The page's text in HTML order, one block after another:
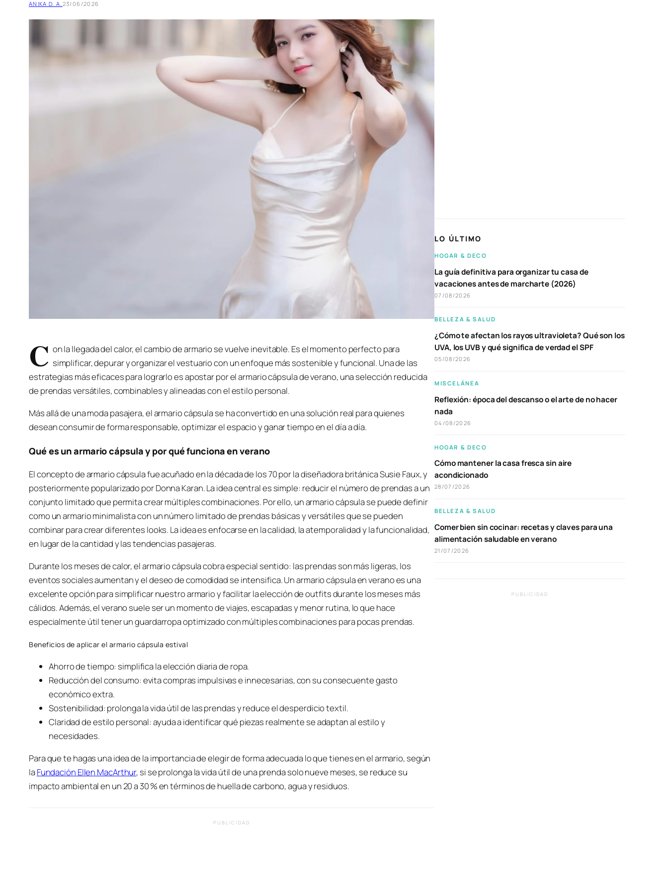
ANIKA D. A. 23/06/2026
C on la llegada del calor, el cambio de armario se vuelve inevitable. Es el momento perfecto para
simplificar, depurar y organizar el vestuario con un enfoque más sostenible y funcional. Una de las
estrategias más eficaces para lograrlo es apostar por el armario cápsula de verano, una selección reducida
de prendas versátiles, combinables y alineadas con el estilo personal.
Más allá de una moda pasajera, el armario cápsula se ha convertido en una solución real para quienes
desean consumir de forma responsable, optimizar el espacio y ganar tiempo en el día a día.
Qué es un armario cápsula y por qué funciona en verano
El concepto de armario cápsula fue acuñado en la década de los 70 por la diseñadora británica Susie Faux, y
posteriormente popularizado por Donna Karan. La idea central es simple: reducir el número de prendas a un
conjunto limitado que permita crear múltiples combinaciones. Por ello, un armario cápsula se puede definir
como un armario minimalista con un número limitado de prendas básicas y versátiles que se pueden
combinar para crear diferentes looks. La idea es enfocarse en la calidad, la atemporalidad y la funcionalidad,
en lugar de la cantidad y las tendencias pasajeras.
Durante los meses de calor, el armario cápsula cobra especial sentido: las prendas son más ligeras, los
eventos sociales aumentan y el deseo de comodidad se intensifica. Un armario cápsula en verano es una
excelente opción para simplificar nuestro armario y facilitar la elección de outfits durante los meses más
cálidos. Además, el verano suele ser un momento de viajes, escapadas y menor rutina, lo que hace
especialmente útil tener un guardarropa optimizado con múltiples combinaciones para pocas prendas.
Beneficios de aplicar el armario cápsula estival
Ahorro de tiempo: simplifica la elección diaria de ropa.
Reducción del consumo: evita compras impulsivas e innecesarias, con su consecuente gasto
económico extra.
Sostenibilidad: prolonga la vida útil de las prendas y reduce el desperdicio textil.
Claridad de estilo personal: ayuda a identificar qué piezas realmente se adaptan al estilo y
necesidades.
Para que te hagas una idea de la importancia de elegir de forma adecuada lo que tienes en el armario, según
laFundación Ellen MacArthur, si se prolonga la vida útil de una prenda solo nueve meses, se reduce su
impacto ambiental en un 20 a 30 % en términos de huella de carbono, agua y residuos.
PUBLICIDAD
LO ÚLTIMO
HOGAR & DECO
La guía definitiva para organizar tu casa de
vacaciones antes de marcharte (2026)
07/08/2026
BELLEZA & SALUD
¿Cómo te afectan los rayos ultravioleta? Qué son los
UVA, los UVB y qué significa de verdad el SPF
05/08/2026
MISCELÁNEA
Reflexión: época del descanso o el arte de no hacer
nada
04/08/2026
HOGAR & DECO
Cómo mantener la casa fresca sin aire
acondicionado
28/07/2026
BELLEZA & SALUD
Comer bien sin cocinar: recetas y claves para una
alimentación saludable en verano
21/07/2026
PUBLICIDAD